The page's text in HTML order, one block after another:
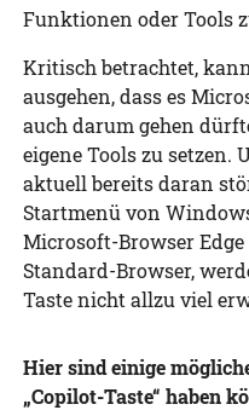
Funktionen oder Tools
Kritisch betrachtet,
ausgehen, dass es
auch darum gehen
eigene Tools zu setzen.
aktuell bereits daran
Startmenü von
Microsoft-Browser
Standard-Browser,
Taste nicht allzu viel
Hier sind einige
„Copilot-Taste“ haben